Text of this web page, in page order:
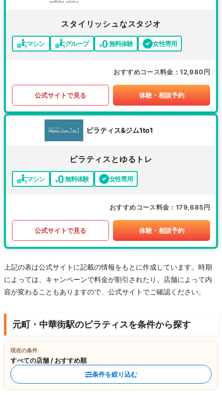
スタイリッシュなスタジオ
マシン グループ 無料体験 女性専用
おすすめコース料金 12,980円
公式サイトで見る 体験・相談予約
ピラティス&ジム1to1
ピラティスとゆるトレ
マシン 無料体験 女性専用
おすすめコース料金 179,685円
公式サイトで見る 体験・相談予約
上記の表は公式サイトに記載の情報をもとに作成しています。時期
によっては、キャンペーンで料金が割引されたり、店舗によって内
容が変わることもありますので、公式サイトでご確認ください。
元町・中華街駅のピラティスを条件から探す
現在の条件
すべての店舗 / おすすめ順
条件を絞り込む